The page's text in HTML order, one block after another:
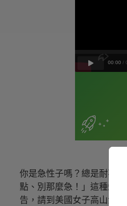
你是急性子嗎？總是耐不
點、別那麼急！」這種急
告，請到美國女子高山滑